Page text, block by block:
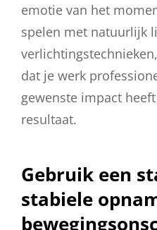
emotie van het
spelen met natuurlijk
dat je werk
gewenste impact
resultaat.
Gebruik een
stabiele